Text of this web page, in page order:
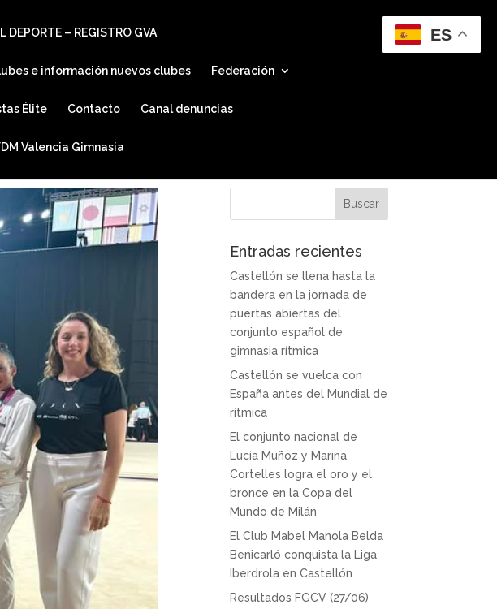
DEPORTE – REGISTRO GVA
e información nuevos clubes Federación
Élite Contacto Canal denuncias
Valencia Gimnasia
Entradas recientes
Castellón se llena hasta la
bandera en la jornada de
puertas abiertas del
conjunto español de
gimnasia rítmica
Castellón se vuelca con
España antes del Mundial de
rítmica
El conjunto nacional de
Lucía Muñoz y Marina
Cortelles logra el oro y el
bronce en la Copa del
Mundo de Milán
El Club Mabel Manola Belda
Benicarló conquista la Liga
Iberdrola en Castellón
Resultados FGCV (27/06)
ES